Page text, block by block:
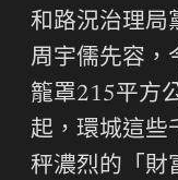
和路況治理局
周宇儒先容，
籠罩215平方
起，環城這些
秤濃烈的「財